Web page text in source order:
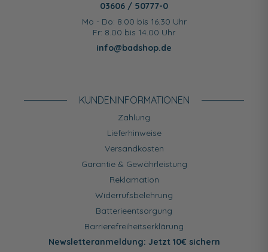
03606 / 50777-0
Mo - Do: 8.00 bis 16.30 Uhr
Fr: 8.00 bis 14.00 Uhr
info@badshop.de
KUNDEN­INFORMATIONEN
Zahlung
Lieferhinweise
Versandkosten
Garantie & Gewährleistung
Reklamation
Widerrufsbelehrung
Batterieentsorgung
Barrierefreiheitserklärung
Newsletteranmeldung: Jetzt 10€ sichern